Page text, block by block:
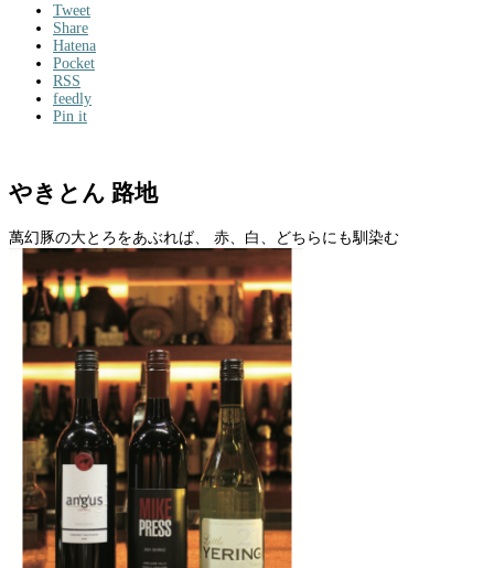
Tweet
Share
Hatena
Pocket
RSS
feedly
Pin it
やきとん 路地
萬幻豚の大とろをあぶれば、 赤、白、どちらにも馴染む